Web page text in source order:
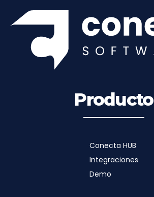
Producto
Conecta HUB
Integraciones
Demo